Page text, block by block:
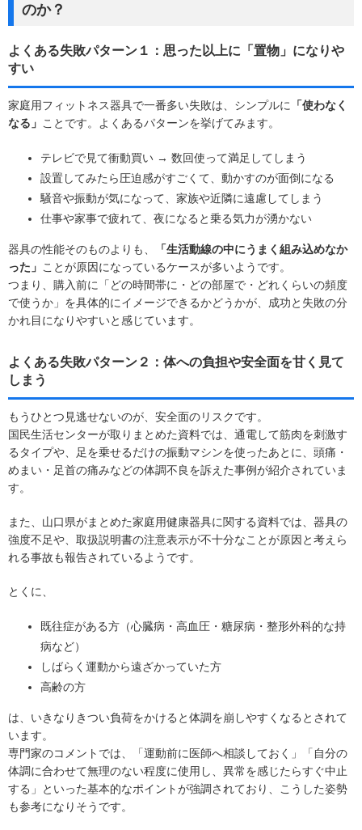
のか？
よくある失敗パターン１：思った以上に「置物」になりや
すい
家庭用フィットネス器具で一番多い失敗は、シンプルに
「使わなく
なる」 ことです。よくあるパターンを挙げてみます。
テレビで見て衝動買い → 数回使って満足してしまう
設置してみたら圧迫感がすごくて、動かすのが面倒になる
騒音や振動が気になって、家族や近隣に遠慮してしまう
仕事や家事で疲れて、夜になると乗る気力が湧かない
器具の性能そのものよりも、
「生活動線の中にうまく組み込めなか
った」 ことが原因になっているケースが多いようです。
つまり、購入前に「どの時間帯に・どの部屋で・どれくらいの頻度
で使うか」を具体的にイメージできるかどうかが、成功と失敗の分
かれ目になりやすいと感じています。
よくある失敗パターン２：体への負担や安全面を甘く見て
しまう
もうひとつ見逃せないのが、安全面のリスクです。
国民生活センターが取りまとめた資料では、通電して筋肉を刺激す
るタイプや、足を乗せるだけの振動マシンを使ったあとに、頭痛・
めまい・足首の痛みなどの体調不良を訴えた事例が紹介されていま
す。
また、山口県がまとめた家庭用健康器具に関する資料では、器具の
強度不足や、取扱説明書の注意表示が不十分なことが原因と考えら
れる事故も報告されているようです。
とくに、
既往症がある方（心臓病・高血圧・糖尿病・整形外科的な持
病など）
しばらく運動から遠ざかっていた方
高齢の方
は、いきなりきつい負荷をかけると体調を崩しやすくなるとされて
います。
専門家のコメントでは、「運動前に医師へ相談しておく」「自分の
体調に合わせて無理のない程度に使用し、異常を感じたらすぐ中止
する」といった基本的なポイントが強調されており、こうした姿勢
も参考になりそうです。